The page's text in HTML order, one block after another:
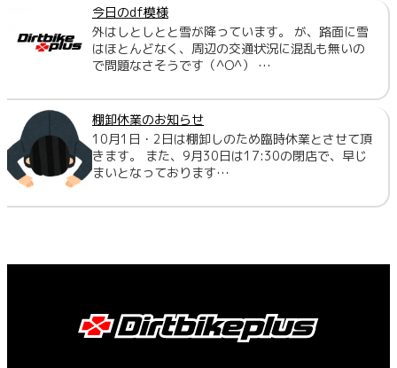
今日のdf模様
外はしとしとと雪が降っています。 が、路面に雪
はほとんどなく、周辺の交通状況に混乱も無いの
で問題なさそうです（^O^） …
棚卸休業のお知らせ
10月1日・2日は棚卸しのため臨時休業とさせて頂
きます。 また、9月30日は17:30の閉店で、早じ
まいとなっております…